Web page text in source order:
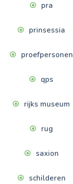
pra
prinsessia
proefpersonen
qps
rijks museum
rug
saxion
schilderen